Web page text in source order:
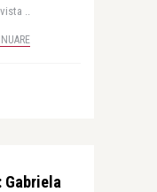
..
Gabriela